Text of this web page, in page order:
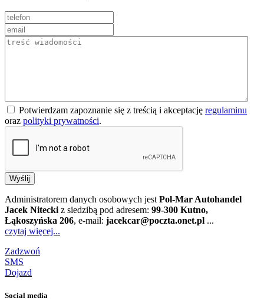
Potwierdzam zapoznanie się z treścią i akceptację regulaminu
oraz polityki prywatności.
Wyślij
Administratorem danych osobowych jest Pol-Mar Autohandel
Jacek Nitecki z siedzibą pod adresem: 99-300 Kutno,
Łąkoszyńska 206, e-mail: jacekcar@poczta.onet.pl ...
czytaj więcej...
Zadzwoń
SMS
Dojazd
Social media